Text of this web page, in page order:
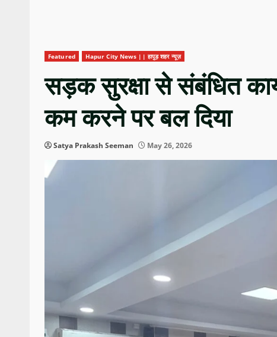
Featured Hapur City News || हापुड़ शहर न्यूज़
सड़क सुरक्षा से संबंधित
कम करने पर बल दिया
Satya Prakash Seeman May 26, 2026